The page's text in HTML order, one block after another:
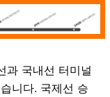
과 국내선 터미널
니다. 국제선 승